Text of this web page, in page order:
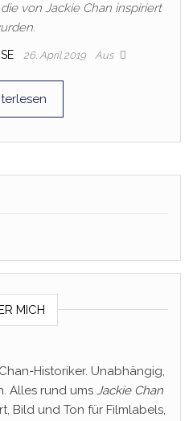
von Jackie Chan inspiriert
26. April 2019 Aus
MICH
Historiker. Unabhängig,
Alles rund ums Jackie Chan
Bild und Ton für Filmlabels,